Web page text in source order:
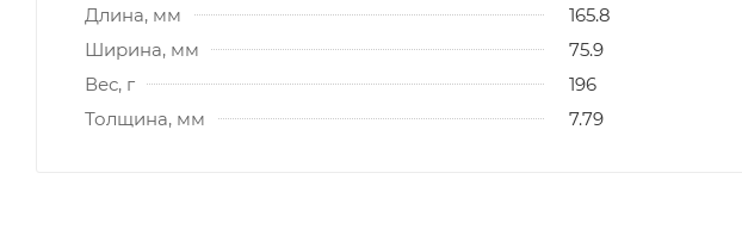
Длина, мм
165.8
Ширина, мм
75.9
Вес, г
196
Толщина, мм
7.79